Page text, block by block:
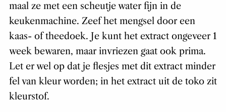
maal ze met een scheutje water fijn in de
keukenmachine. Zeef het mengsel door een
kaas- of theedoek. Je kunt het extract ongeveer 1
week bewaren, maar invriezen gaat ook prima.
Let er wel op dat je flesjes met dit extract minder
fel van kleur worden; in het extract uit de toko zit
kleurstof.